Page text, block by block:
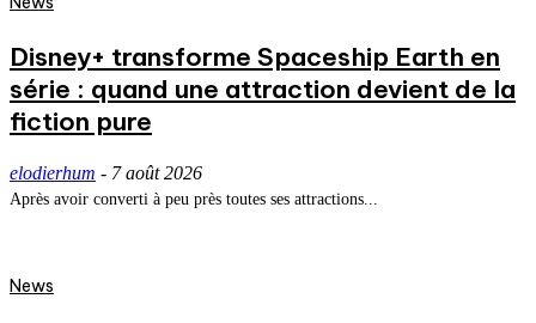
Disney+ transforme Spaceship Earth en
série : quand une attraction devient de la
fiction pure
elodierhum - 7 août 2026
Après avoir converti à peu près toutes ses attractions...
News